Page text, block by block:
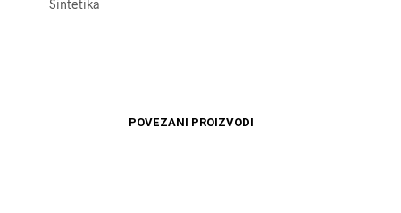
Sintetika
POVEZANI PROIZVODI